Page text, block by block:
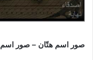
صور اسم هتّان – صور اسم